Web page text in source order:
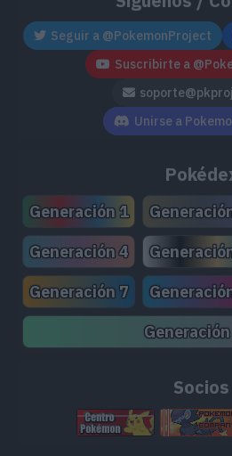
Seguir a @PokemonProject
Suscribirte a
Unirse a
Generación 1
Generación 4
Generación 7
Socios